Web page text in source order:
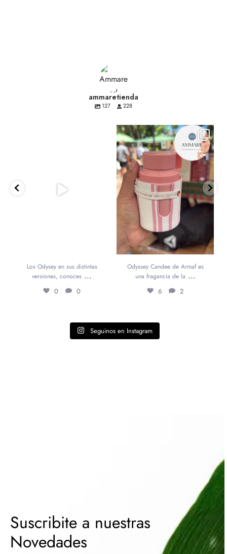
ammaretienda
127 228
Los Odysey en sus distintas
versiones, conoces ...
0 0
ammaretienda
Odyssey Candee de Armaf es una
fragancia de la ...
2
Odyssey Candee de Armaf es
una fragancia de la ...
6 2
Seguinos en Instagram
Suscribite a nuestras
Novedades